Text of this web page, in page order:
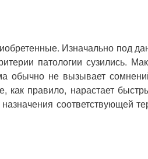
Изначально под
патологии сузились.
обычно не вызывает
правило, нарастает
соответствующей